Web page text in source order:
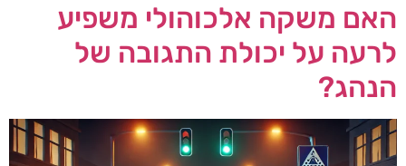
האם משקה אלכוהולי משפיע
לרעה על יכולת התגובה של
הנהג?